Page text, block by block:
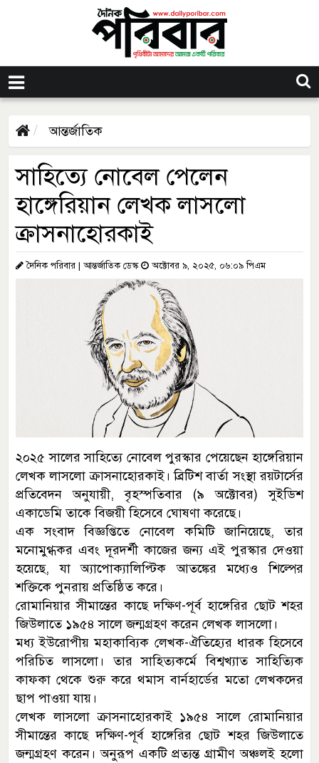
আন্তর্জাতিক
সাহিত্যে নোবেল পেলেন
হাঙ্গেরিয়ান লেখক লাসলো
ক্রাসনাহোরকাই
দৈনিক পরিবার | আন্তর্জাতিক ডেস্ক অক্টোবর ৯, ২০২৫, ০৬:০৯ পিএম
২০২৫ সালের সাহিত্যে নোবেল পুরস্কার পেয়েছেন হাঙ্গেরিয়ান
লেখক লাসলো ক্রাসনাহোরকাই। ব্রিটিশ বার্তা সংস্থা রয়টার্সের
প্রতিবেদন অনুযায়ী, বৃহস্পতিবার (৯ অক্টোবর) সুইডিশ
একাডেমি তাকে বিজয়ী হিসেবে ঘোষণা করেছে।
এক সংবাদ বিজ্ঞপ্তিতে নোবেল কমিটি জানিয়েছে, তার
মনোমুগ্ধকর এবং দূরদর্শী কাজের জন্য এই পুরস্কার দেওয়া
হয়েছে, যা অ্যাপোক্যালিপ্টিক আতঙ্কের মধ্যেও শিল্পের
শক্তিকে পুনরায় প্রতিষ্ঠিত করে।
রোমানিয়ার সীমান্তের কাছে দক্ষিণ-পূর্ব হাঙ্গেরির ছোট শহর
জিউলাতে ১৯৫৪ সালে জন্মগ্রহণ করেন লেখক লাসলো।
মধ্য ইউরোপীয় মহাকাব্যিক লেখক-ঐতিহ্যের ধারক হিসেবে
পরিচিত লাসলো। তার সাহিত্যকর্মে বিশ্বখ্যাত সাহিত্যিক
কাফকা থেকে শুরু করে থমাস বার্নহার্ডের মতো লেখকদের
ছাপ পাওয়া যায়।
লেখক লাসলো ক্রাসনাহোরকাই ১৯৫৪ সালে রোমানিয়ার
সীমান্তের কাছে দক্ষিণ-পূর্ব হাঙ্গেরির ছোট শহর জিউলাতে
জন্মগ্রহণ করেন। অনুরূপ একটি প্রত্যন্ত গ্রামীণ অঞ্চলই হলো